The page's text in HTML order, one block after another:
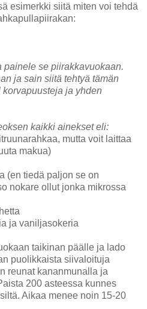
esimerkki siitä miten voi tehdä
painele se piirakkavuokaan.
ja sain siitä tehtyä tämän
ja yhden
kaikki ainekset eli:
mutta voit laittaa
makua)
(en tiedä paljon se on
nokare ollut jonka mikrossa
ja vaniljasokeria
taikinan päälle ja lado
puolikkaista siivaloituja
reunat kananmunalla ja
200 asteessa kunnes
Aikaa menee noin 15-20